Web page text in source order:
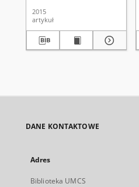
2015
artykuł
DANE KONTAKTOWE
Adres
Biblioteka UMCS